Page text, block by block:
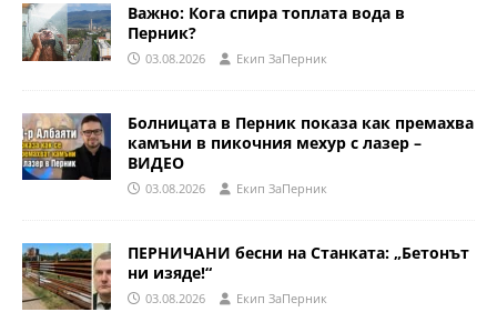
Важно: Кога спира топлата вода в
Перник?
03.08.2026 Eкип ЗаПерник
Болницата в Перник показа как премахва
камъни в пикочния мехур с лазер –
ВИДЕО
03.08.2026 Eкип ЗаПерник
ПЕРНИЧАНИ бесни на Станката: „Бетонът
ни изяде!“
03.08.2026 Eкип ЗаПерник